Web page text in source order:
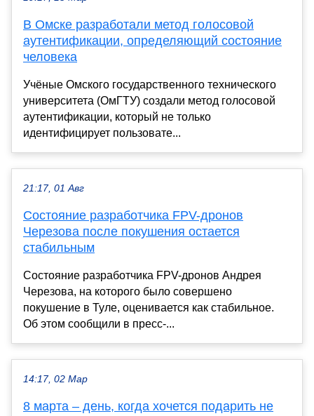
В Омске разработали метод голосовой
аутентификации, определяющий состояние
человека
Учёные Омского государственного технического
университета (ОмГТУ) создали метод голосовой
аутентификации, который не только
идентифицирует пользовате...
21:17, 01 Авг
Состояние разработчика FPV-дронов
Черезова после покушения остается
стабильным
Состояние разработчика FPV-дронов Андрея
Черезова, на которого было совершено
покушение в Туле, оценивается как стабильное.
Об этом сообщили в пресс-...
14:17, 02 Мар
8 марта – день, когда хочется подарить не